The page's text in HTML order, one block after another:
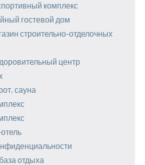
комплекс
гостевой дом
строительно-отделочных
центр
сауна
отдыха